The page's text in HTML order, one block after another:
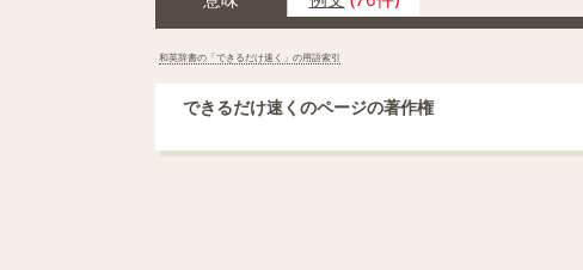
和英辞書の「できるだけ速く」の用語索引
できるだけ速くのページの著作権